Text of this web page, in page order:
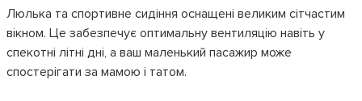
Люлька та спортивне сидіння оснащені великим сітчастим
вікном. Це забезпечує оптимальну вентиляцію навіть у
спекотні літні дні, а ваш маленький пасажир може
спостерігати за мамою і татом.